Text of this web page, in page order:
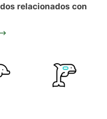
relacionados con